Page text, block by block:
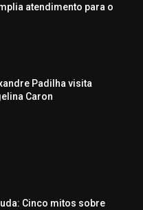
atendimento para o
Padilha visita
Caron
Cinco mitos sobre